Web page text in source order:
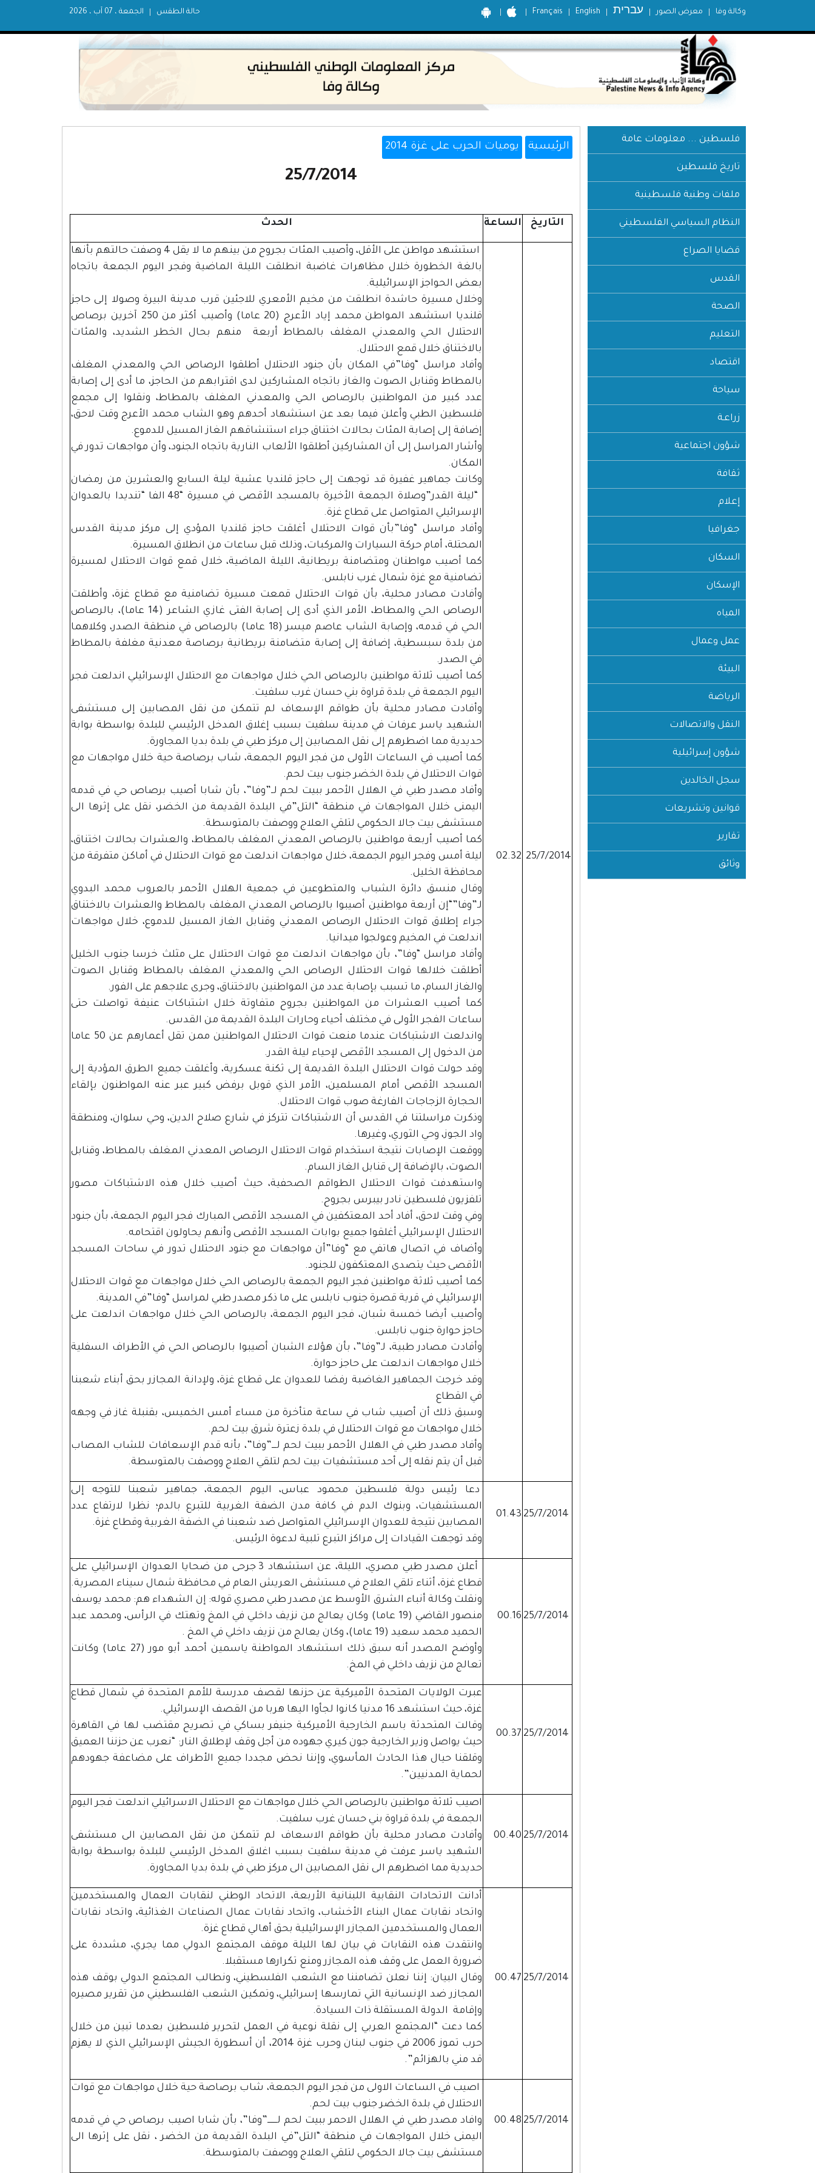
Français English עברית معرض الصور وكالة وفا الجمعة ، 07 آب ، 2026 حالة الطقس
فلسطين ... معلومات عامة
تاريخ فلسطين
ملفات وطنية فلسطينية
النظام السياسي الفلسطيني
قضايا الصراع
القدس
الصحة
التعليم
اقتصاد
سياحة
زراعـة
شؤون اجتماعية
ثقافة
إعلام
جغرافيا
السكان
الإسكان
المياه
عمل وعمال
البيئة
الرياضة
النقل والاتصالات
شؤون إسرائيلية
سجل الخالدين
قوانين وتشريعات
تقارير
وثائق
الرئيسية يوميات الحرب على غزة 2014
25/7/2014
الحدث الساعة التاريخ
استشهد مواطن على الأقل، وأصيب المئات بجروح من بينهم ما لا يقل 4 وصفت حالتهم بأنها
بالغة الخطورة خلال مظاهرات غاضبة انطلقت الليلة الماضية وفجر اليوم الجمعة باتجاه
بعض الحواجز الإسرائيلية.
وخلال مسيرة حاشدة انطلقت من مخيم الأمعري للاجئين قرب مدينة البيرة وصولا إلى حاجز
قلنديا استشهد المواطن محمد إياد الأعرج (20 عاما) وأصيب أكثر من 250 آخرين برصاص
الاحتلال الحي والمعدني المغلف بالمطاط أربعة منهم بحال الخطر الشديد، والمئات
بالاختناق خلال قمع الاحتلال.
وأفاد مراسل “وفا”في المكان بأن جنود الاحتلال أطلقوا الرصاص الحي والمعدني المغلف
بالمطاط وقنابل الصوت والغاز باتجاه المشاركين لدى اقترابهم من الحاجز، ما أدى إلى إصابة
عدد كبير من المواطنين بالرصاص الحي والمعدني المغلف بالمطاط، ونقلوا إلى مجمع
فلسطين الطبي وأعلن فيما بعد عن استشهاد أحدهم وهو الشاب محمد الأعرج وقت لاحق،
إضافة إلى إصابة المئات بحالات اختناق جراء استنشاقهم الغاز المسيل للدموع.
وأشار المراسل إلى أن المشاركين أطلقوا الألعاب النارية باتجاه الجنود، وأن مواجهات تدور في
المكان.
وكانت جماهير غفيرة قد توجهت إلى حاجز قلنديا عشية ليلة السابع والعشرين من رمضان
“ليلة القدر”وصلاة الجمعة الأخيرة بالمسجد الأقصى في مسيرة “48 الفا “تنديدا بالعدوان
الإسرائيلي المتواصل على قطاع غزة.
وأفاد مراسل “وفا”بأن قوات الاحتلال أغلقت حاجز قلنديا المؤدي إلى مركز مدينة القدس
المحتلة، أمام حركة السيارات والمركبات، وذلك قبل ساعات من انطلاق المسيرة.
كما أصيب مواطنان ومتضامنة بريطانية، الليلة الماضية، خلال قمع قوات الاحتلال لمسيرة
تضامنية مع غزة شمال غرب نابلس.
وأفادت مصادر محلية، بأن قوات الاحتلال قمعت مسيرة تضامنية مع قطاع غزة، وأطلقت
الرصاص الحي والمطاط، الأمر الذي أدى إلى إصابة الفتى غازي الشاعر (14 عاما)، بالرصاص
الحي في قدمه، وإصابة الشاب عاصم ميسر (18 عاما) بالرصاص في منطقة الصدر، وكلاهما
من بلدة سبسطية، إضافة إلى إصابة متضامنة بريطانية برصاصة معدنية مغلفة بالمطاط
في الصدر.
كما أصيب ثلاثة مواطنين بالرصاص الحي خلال مواجهات مع الاحتلال الإسرائيلي اندلعت فجر
اليوم الجمعة في بلدة قراوة بني حسان غرب سلفيت.
وأفادت مصادر محلية بأن طواقم الإسعاف لم تتمكن من نقل المصابين إلى مستشفى
الشهيد ياسر عرفات في مدينة سلفيت بسبب إغلاق المدخل الرئيسي للبلدة بواسطة بوابة
حديدية مما اضطرهم إلى نقل المصابين إلى مركز طبي في بلدة بديا المجاورة.
كما أصيب في الساعات الأولى من فجر اليوم الجمعة، شاب برصاصة حية خلال مواجهات مع
قوات الاحتلال في بلدة الخضر جنوب بيت لحم.
وأفاد مصدر طبي في الهلال الأحمر ببيت لحم لــ”وفا”، بأن شابا أصيب برصاص حي في قدمه
اليمنى خلال المواجهات في منطقة “التل”في البلدة القديمة من الخضر، نقل على إثرها الى
مستشفى بيت جالا الحكومي لتلقي العلاج ووصفت بالمتوسطة.
كما أصيب أربعة مواطنين بالرصاص المعدني المغلف بالمطاط، والعشرات بحالات اختناق،
ليلة أمس وفجر اليوم الجمعة، خلال مواجهات اندلعت مع قوات الاحتلال في أماكن متفرقة من
محافظة الخليل.
وقال منسق دائرة الشباب والمتطوعين في جمعية الهلال الأحمر بالعروب محمد البدوي
لـ”وفا”“إن أربعة مواطنين أصيبوا بالرصاص المعدني المغلف بالمطاط والعشرات بالاختناق
جراء إطلاق قوات الاحتلال الرصاص المعدني وقنابل الغاز المسيل للدموع، خلال مواجهات
اندلعت في المخيم وعولجوا ميدانيا.
وأفاد مراسل “وفا”، بأن مواجهات اندلعت مع قوات الاحتلال على مثلث خرسا جنوب الخليل
أطلقت خلالها قوات الاحتلال الرصاص الحي والمعدني المغلف بالمطاط وقنابل الصوت
والغاز السام، ما تسبب بإصابة عدد من المواطنين بالاختناق، وجرى علاجهم على الفور.
كما أصيب العشرات من المواطنين بجروح متفاوتة خلال اشتباكات عنيفة تواصلت حتى
ساعات الفجر الأولى في مختلف أحياء وحارات البلدة القديمة من القدس.
واندلعت الاشتباكات عندما منعت قوات الاحتلال المواطنين ممن تقل أعمارهم عن 50 عاما
من الدخول إلى المسجد الأقصى لإحياء ليلة القدر.
وقد حولت قوات الاحتلال البلدة القديمة إلى ثكنة عسكرية، وأغلقت جميع الطرق المؤدية إلى
المسجد الأقصى أمام المسلمين، الأمر الذي قوبل برفض كبير عبر عنه المواطنون بإلقاء
الحجارة الزجاجات الفارغة صوب قوات الاحتلال.
وذكرت مراسلتنا في القدس أن الاشتباكات تتركز في شارع صلاح الدين، وحي سلوان، ومنطقة
واد الجوز، وحي الثوري، وغيرها.
ووقعت الإصابات نتيجة استخدام قوات الاحتلال الرصاص المعدني المغلف بالمطاط، وقنابل
الصوت، بالإضافة إلى قنابل الغاز السام.
واستهدفت قوات الاحتلال الطواقم الصحفية، حيث أصيب خلال هذه الاشتباكات مصور
تلفزيون فلسطين نادر بيبرس بجروح.
وفي وقت لاحق، أفاد أحد المعتكفين في المسجد الأقصى المبارك فجر اليوم الجمعة، بأن جنود
الاحتلال الإسرائيلي أغلقوا جميع بوابات المسجد الأقصى وأنهم يحاولون اقتحامه.
وأضاف في اتصال هاتفي مع “وفا”أن مواجهات مع جنود الاحتلال تدور في ساحات المسجد
الأقصى حيث يتصدى المعتكفون للجنود.
كما أصيب ثلاثة مواطنين فجر اليوم الجمعة بالرصاص الحي خلال مواجهات مع قوات الاحتلال
الإسرائيلي في قرية قصرة جنوب نابلس على ما ذكر مصدر طبي لمراسل “وفا”في المدينة.
وأصيب أيضا خمسة شبان، فجر اليوم الجمعة، بالرصاص الحي خلال مواجهات اندلعت على
حاجز حوارة جنوب نابلس.
وأفادت مصادر طبية، لـ”وفا”، بأن هؤلاء الشبان أصيبوا بالرصاص الحي في الأطراف السفلية
خلال مواجهات اندلعت على حاجز حوارة.
وقد خرجت الجماهير الغاضبة رفضا للعدوان على قطاع غزة، ولإدانة المجازر بحق أبناء شعبنا
في القطاع
وسبق ذلك أن أصيب شاب في ساعة متأخرة من مساء أمس الخميس، بقنبلة غاز في وجهه
خلال مواجهات مع قوات الاحتلال في بلدة زعترة شرق بيت لحم.
وأفاد مصدر طبي في الهلال الأحمر ببيت لحم لــــ”وفا”، بأنه قدم الإسعافات للشاب المصاب
قبل أن يتم نقله إلى أحد مستشفيات بيت لحم لتلقي العلاج ووصفت بالمتوسطة.
02.32 25/7/2014
دعا رئيس دولة فلسطين محمود عباس، اليوم الجمعة، جماهير شعبنا للتوجه إلى
المستشفيات، وبنوك الدم في كافة مدن الضفة الغربية للتبرع بالدم؛ نظرا لارتفاع عدد
المصابين نتيجة للعدوان الإسرائيلي المتواصل ضد شعبنا في الضفة الغربية وقطاع غزة.
وقد توجهت القيادات إلى مراكز التبرع تلبية لدعوة الرئيس.
01.43
أعلن مصدر طبي مصري، الليلة، عن استشهاد 3 جرحى من ضحايا العدوان الإسرائيلي على
قطاع غزة، أثناء تلقي العلاج في مستشفى العريش العام في محافظة شمال سيناء المصرية.
ونقلت وكالة أنباء الشرق الأوسط عن مصدر طبي مصري قوله: إن الشهداء هم: محمد يوسف
منصور القاضي (19 عاما) وكان يعالج من نزيف داخلي في المخ وتهتك في الرأس، ومحمد عبد
الحميد محمد سعيد (19 عاما)، وكان يعالج من نزيف داخلي في المخ .
وأوضح المصدر أنه سبق ذلك استشهاد المواطنة ياسمين أحمد أبو مور (27 عاما) وكانت
تعالج من نزيف داخلي في المخ.
00.16
عبرت الولايات المتحدة الأميركية عن حزنها لقصف مدرسة للأمم المتحدة في شمال قطاع
غزة، حيث استشهد 16 مدنيا كانوا لجأوا اليها هربا من القصف الإسرائيلي.
وقالت المتحدثة باسم الخارجية الأميركية جنيفر بساكي في تصريح مقتضب لها في القاهرة
حيث يواصل وزير الخارجية جون كيري جهوده من أجل وقف لإطلاق النار: “نعرب عن حزننا العميق
وقلقنا حيال هذا الحادث المأسوي، وإننا نحض مجددا جميع الأطراف على مضاعفة جهودهم
لحماية المدنيين”.
00.37
اصيب ثلاثة مواطنين بالرصاص الحي خلال مواجهات مع الاحتلال الاسرائيلي اندلعت فجر اليوم
الجمعة في بلدة قراوة بني حسان غرب سلفيت.
وأفادت مصادر محلية بأن طواقم الاسعاف لم تتمكن من نقل المصابين الى مستشفى
الشهيد ياسر عرفت في مدينة سلفيت بسبب اغلاق المدخل الرئيسي للبلدة بواسطة بوابة
حديدية مما اضطرهم الى نقل المصابين الى مركز طبي في بلدة بديا المجاورة.
00.40
أدانت الاتحادات النقابية اللبنانية الأربعة، الاتحاد الوطني لنقابات العمال والمستخدمين
واتحاد نقابات عمال البناء الأخشاب، واتحاد نقابات عمال الصناعات الغذائية، واتحاد نقابات
العمال والمستخدمين المجازر الإسرائيلية بحق أهالي قطاع غزة.
وانتقدت هذه النقابات في بيان لها الليلة موقف المجتمع الدولي مما يجري، مشددة على
ضرورة العمل على وقف هذه المجازر ومنع تكرارها مستقبلا.
وقال البيان: إننا نعلن تضامننا مع الشعب الفلسطيني، ونطالب المجتمع الدولي بوقف هذه
المجازر ضد الإنسانية التي تمارسها إسرائيلي، وتمكين الشعب الفلسطيني من تقرير مصيره
وإقامة الدولة المستقلة ذات السيادة.
كما دعت “المجتمع العربي إلى نقلة نوعية في العمل لتحرير فلسطين بعدما تبين من خلال
حرب تموز 2006 في جنوب لبنان وحرب غزة 2014، أن أسطورة الجيش الإسرائيلي الذي لا يهزم
قد مني بالهزائم”.
00.47
اصيب في الساعات الاولى من فجر اليوم الجمعة، شاب برصاصة حية خلال مواجهات مع قوات
الاحتلال في بلدة الخضر جنوب بيت لحم.
وافاد مصدر طبي في الهلال الاحمر ببيت لحم لــــــــ”وفا”، بأن شابا اصيب برصاص حي في قدمه
اليمنى خلال المواجهات في منطقة “التل”في البلدة القديمة من الخضر ، نقل على إثرها الى
مستشفى بيت جالا الحكومي لتلقي العلاج ووصفت بالمتوسطة.
00.48